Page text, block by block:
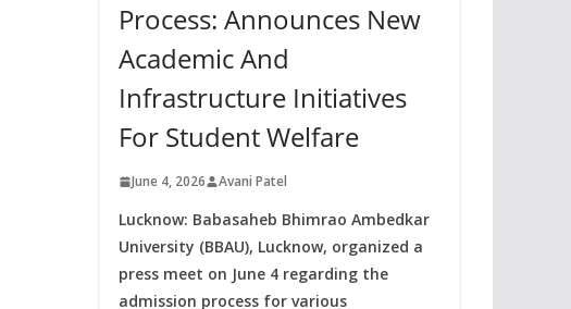
Process: Announces New
Academic And
Infrastructure Initiatives
For Student Welfare
June 4, 2026 Avani Patel
Lucknow: Babasaheb Bhimrao Ambedkar
University (BBAU), Lucknow, organized a
press meet on June 4 regarding the
admission process for various